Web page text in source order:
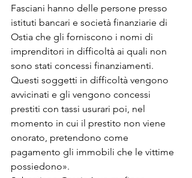
Fasciani hanno delle persone presso
istituti bancari e società finanziarie di
Ostia che gli forniscono i nomi di
imprenditori in difficoltà ai quali non
sono stati concessi finanziamenti.
Questi soggetti in difficoltà vengono
avvicinati e gli vengono concessi
prestiti con tassi usurari poi, nel
momento in cui il prestito non viene
onorato, pretendono come
pagamento gli immobili che le vittime
possiedono».